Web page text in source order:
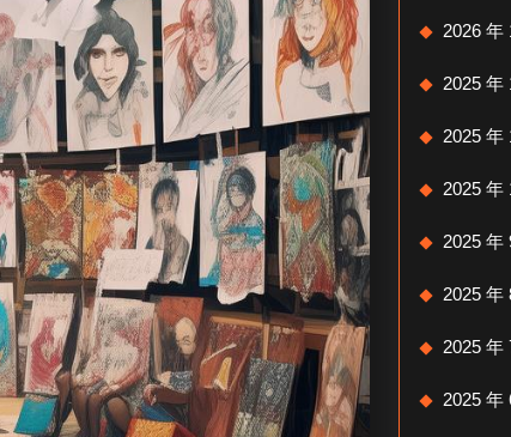
2026 年
2025 年
2025 年
2025 年
2025 年
2025 年
2025 年
2025 年